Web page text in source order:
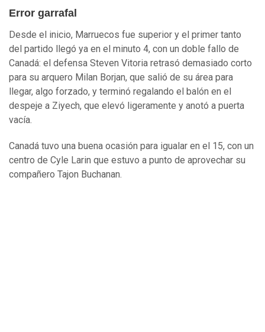
Error garrafal
Desde el inicio, Marruecos fue superior y el primer tanto
del partido llegó ya en el minuto 4, con un doble fallo de
Canadá: el defensa Steven Vitoria retrasó demasiado corto
para su arquero Milan Borjan, que salió de su área para
llegar, algo forzado, y terminó regalando el balón en el
despeje a Ziyech, que elevó ligeramente y anotó a puerta
vacía.
Canadá tuvo una buena ocasión para igualar en el 15, con un
centro de Cyle Larin que estuvo a punto de aprovechar su
compañero Tajon Buchanan.